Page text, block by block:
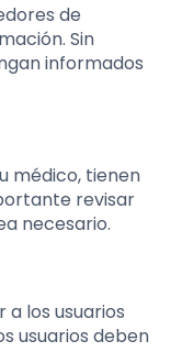
de
Sin
informados
médico, tienen
revisar
necesario.
los usuarios
usuarios deben